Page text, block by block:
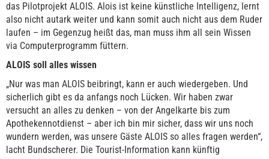
das Pilotprojekt ALOIS. Alois ist keine künstliche Intelligenz, lernt
also nicht autark weiter und kann somit auch nicht aus dem Ruder
laufen – im Gegenzug heißt das, man muss ihm all sein Wissen
via Computerprogramm füttern.
ALOIS soll alles wissen
„Nur was man ALOIS beibringt, kann er auch wiedergeben. Und
sicherlich gibt es da anfangs noch Lücken. Wir haben zwar
versucht an alles zu denken – von der Angelkarte bis zum
Apothekennotdienst – aber ich bin mir sicher, dass wir uns noch
wundern werden, was unsere Gäste ALOIS so alles fragen werden“,
lacht Bundscherer. Die Tourist-Information kann künftig